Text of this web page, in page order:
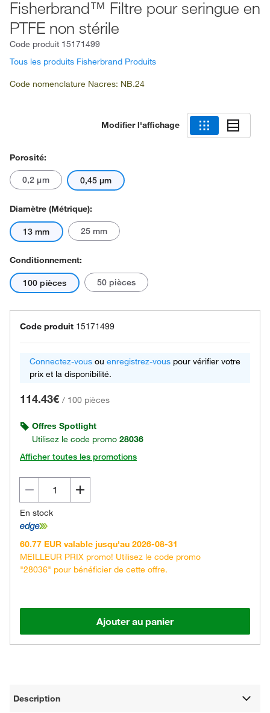
Fisherbrand™ Filtre pour seringue en
PTFE non stérile
Code produit 15171499
Tous les produits Fisherbrand Produits
Code nomenclature Nacres: NB.24
Modifier l'affichage
Porosité:
0,2 μm 0,45 μm
Diamètre (métrique):
13 mm 25 mm
Conditionnement:
100 pièces 50 pièces
Code produit 15171499
Connectez-vous ou enregistrez-vous pour vérifier votre
prix et la disponibilité.
114.43€ / 100 pièces
Offres Spotlight
Utilisez le code promo 28036
Afficher toutes les promotions
En stock
60.77 EUR valable jusqu'au 2026-08-31
MEILLEUR PRIX promo! Utilisez le code promo
"28036" pour bénéficier de cette offre.
Ajouter au panier
Description